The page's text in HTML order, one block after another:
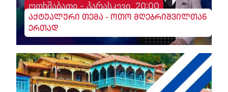
ოთხშაბათი - პარასკევი, 20:00
აქტუალური თემა - ოთო მღებრიშვილთან
ერთად